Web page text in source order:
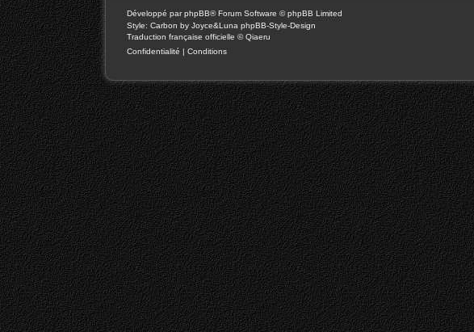
Développé parphpBB® Forum Software © phpBB Limited
Style: Carbon by Joyce&Luna phpBB-Style-Design
Traduction française officielle ©Qiaeru
Confidentialité | Conditions